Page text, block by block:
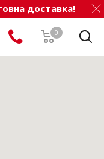
доставка!
0